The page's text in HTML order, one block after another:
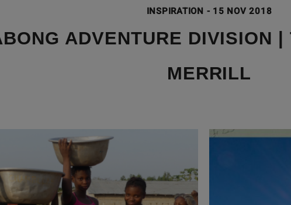
INSPIRATION - 15 NOV 2018
ADVENTURE DIVISION |
MERRILL